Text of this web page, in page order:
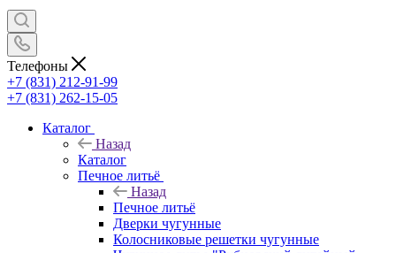
Телефоны
+7 (831) 212-91-99
+7 (831) 262-15-05
Каталог
Назад
Каталог
Печное литьё
Назад
Печное литьё
Дверки чугунные
Колосниковые решетки чугунные